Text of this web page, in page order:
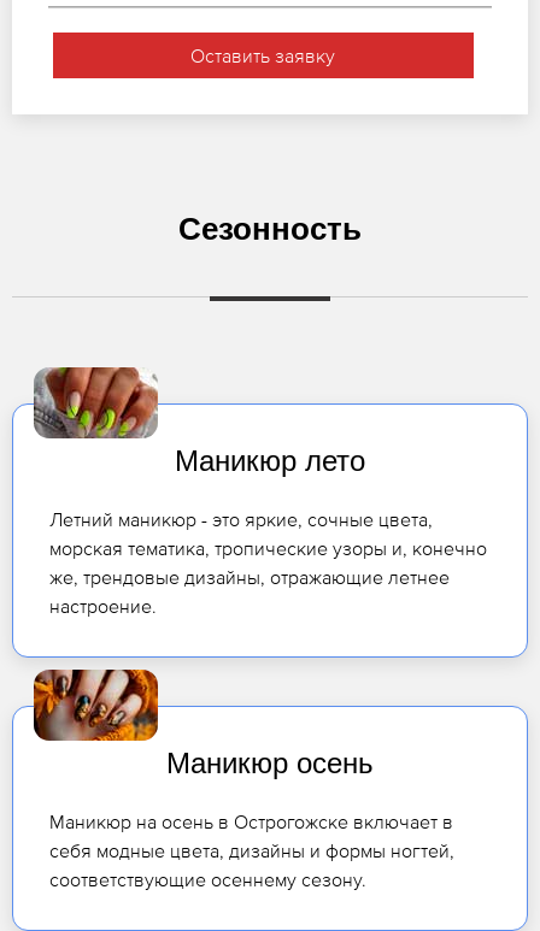
Оставить заявку
Сезонность
Маникюр лето
Летний маникюр - это яркие, сочные цвета,
морская тематика, тропические узоры и, конечно
же, трендовые дизайны, отражающие летнее
настроение.
Маникюр осень
Маникюр на осень в Острогожске включает в
себя модные цвета, дизайны и формы ногтей,
соответствующие осеннему сезону.